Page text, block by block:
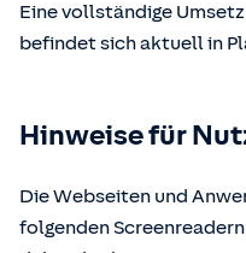
Eine vollständige
befindet sich aktuell in
Hinweise für
Die Webseiten und
folgenden